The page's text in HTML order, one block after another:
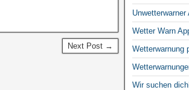
Next Post →
Unwetterwarner
Wetter Warn
Wetterwarnung
Wir suchen